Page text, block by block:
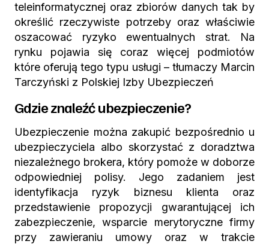
teleinformatycznej oraz zbiorów danych tak by
określić rzeczywiste potrzeby oraz właściwie
oszacować ryzyko ewentualnych strat. Na
rynku pojawia się coraz więcej podmiotów
które oferują tego typu usługi – tłumaczy Marcin
Tarczyński z Polskiej Izby Ubezpieczeń
Gdzie znaleźć ubezpieczenie?
Ubezpieczenie można zakupić bezpośrednio u
ubezpieczyciela albo skorzystać z doradztwa
niezależnego brokera, który pomoże w doborze
odpowiedniej polisy. Jego zadaniem jest
identyfikacja ryzyk biznesu klienta oraz
przedstawienie propozycji gwarantującej ich
zabezpieczenie, wsparcie merytoryczne firmy
przy zawieraniu umowy oraz w trakcie